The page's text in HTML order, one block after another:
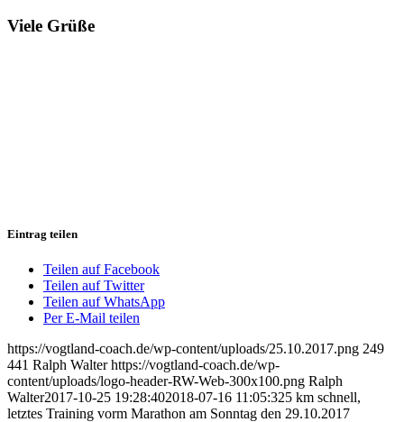
Viele Grüße
Eintrag teilen
Teilen auf Facebook
Teilen auf Twitter
Teilen auf WhatsApp
Per E-Mail teilen
https://vogtland-coach.de/wp-content/uploads/25.10.2017.png 249
441 Ralph Walter https://vogtland-coach.de/wp-
content/uploads/logo-header-RW-Web-300x100.png Ralph
Walter2017-10-25 19:28:402018-07-16 11:05:325 km schnell,
letztes Training vorm Marathon am Sonntag den 29.10.2017